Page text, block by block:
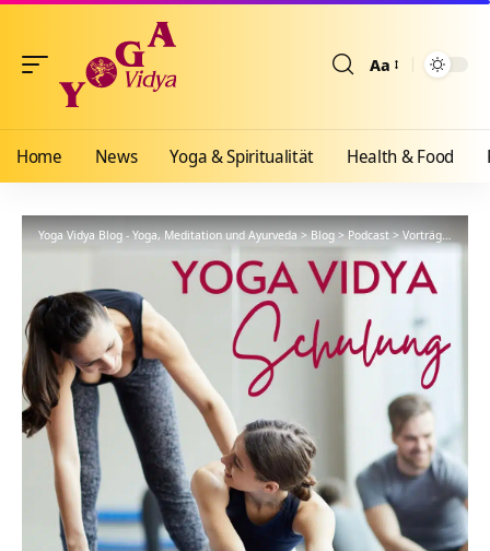
Aa
Home News Yoga & Spiritualität Health & Food
Yoga Vidya Blog - Yoga, Meditation und Ayurveda>Blog>Podcast>Vorträge >